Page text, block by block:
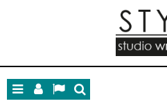
MenuPanelLangSzukaj